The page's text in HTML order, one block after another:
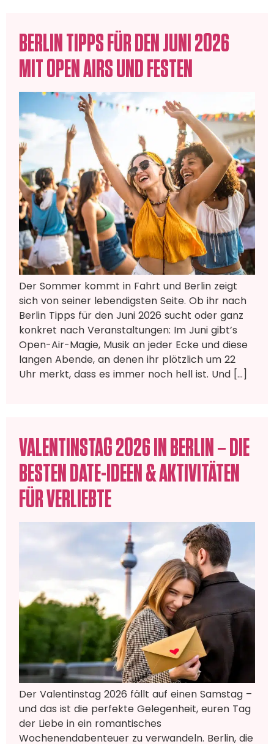
BERLIN TIPPS FÜR DEN JUNI 2026
MIT OPEN AIRS UND FESTEN
Der Sommer kommt in Fahrt und Berlin zeigt
sich von seiner lebendigsten Seite. Ob ihr nach
Berlin Tipps für den Juni 2026 sucht oder ganz
konkret nach Veranstaltungen: Im Juni gibt’s
Open-Air-Magie, Musik an jeder Ecke und diese
langen Abende, an denen ihr plötzlich um 22
Uhr merkt, dass es immer noch hell ist. Und […]
VALENTINSTAG 2026 IN BERLIN – DIE
BESTEN DATE-IDEEN & AKTIVITÄTEN
FÜR VERLIEBTE
Der Valentinstag 2026 fällt auf einen Samstag –
und das ist die perfekte Gelegenheit, euren Tag
der Liebe in ein romantisches
Wochenendabenteuer zu verwandeln. Berlin, die